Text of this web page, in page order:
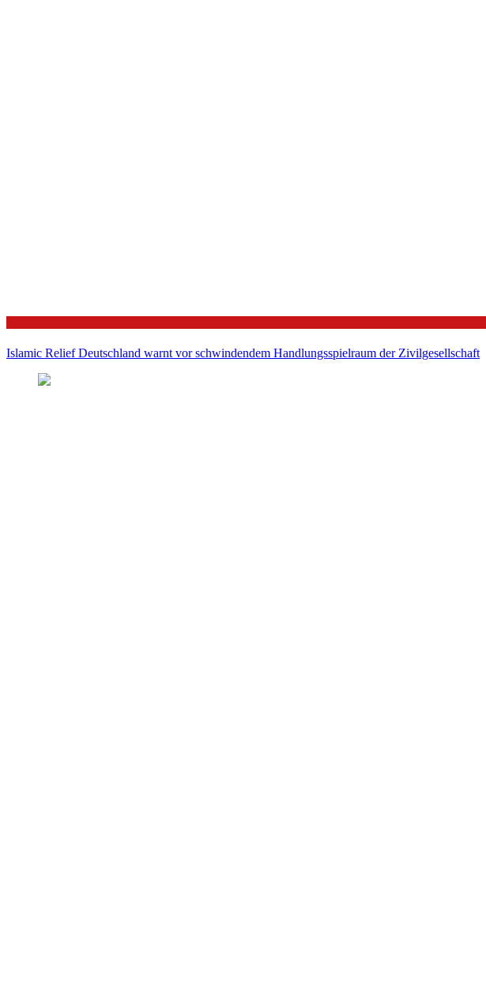
Islamic Relief Deutschland warnt vor schwindendem Handlungsspielraum der Zivilgesellschaft